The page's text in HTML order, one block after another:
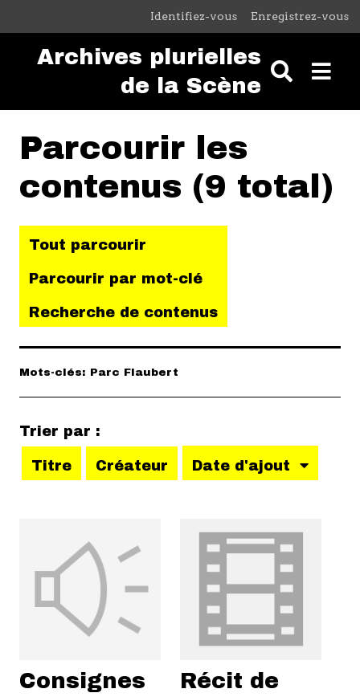
Passer au contenu principal
Identifiez-vous Enregistrez-vous
Archives plurielles
de la Scène
Parcourir les
contenus (9 total)
Tout parcourir
Parcourir par mot-clé
Recherche de contenus
Mots-clés: Parc Flaubert
Trier par :
Titre Créateur Date d'ajout
Consignes
Récit de